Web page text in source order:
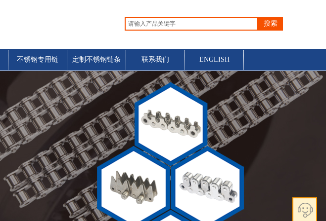
搜索
不锈钢专用链 定制不锈钢链条 联系我们 ENGLISH